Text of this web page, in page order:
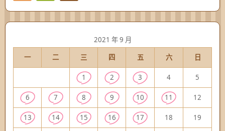
Feedly
2021 年 9 月
一
二 三 四 五 六 日
1 2 3 4 5
6 7 8 9 10 11 12
13 14 15 16 17 18 19